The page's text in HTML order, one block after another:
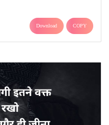
Download COPY